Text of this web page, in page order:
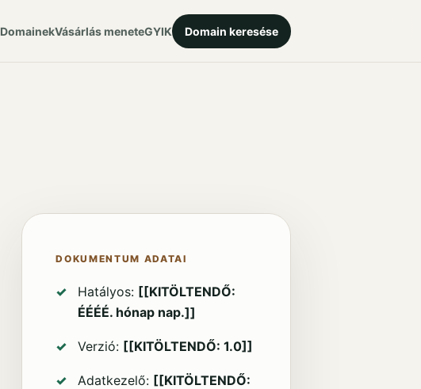
DomainekVásárlás meneteGYIK Domain keresése
DOKUMENTUM ADATAI
Hatályos: [[KITÖLTENDŐ:
ÉÉÉÉ. hónap nap.]]
Verzió: [[KITÖLTENDŐ: 1.0]]
Adatkezelő: [[KITÖLTENDŐ: